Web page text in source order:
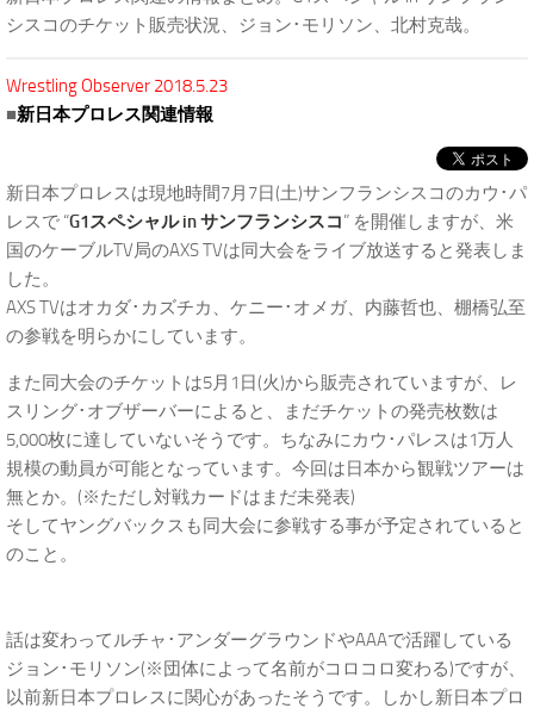
シスコのチケット販売状況、ジョン･モリソン、北村克哉。
Wrestling Observer 2018.5.23
■新日本プロレス関連情報
新日本プロレスは現地時間7月7日(土)サンフランシスコのカウ･パ
レスで “G1スペシャル in サンフランシスコ” を開催しますが、米
国のケーブルTV局のAXS TVは同大会をライブ放送すると発表しま
した。
AXS TVはオカダ･カズチカ、ケニー･オメガ、内藤哲也、棚橋弘至
の参戦を明らかにしています。
また同大会のチケットは5月1日(火)から販売されていますが、レ
スリング･オブザーバーによると、まだチケットの発売枚数は
5,000枚に達していないそうです。ちなみにカウ･パレスは1万人
規模の動員が可能となっています。今回は日本から観戦ツアーは
無とか。(※ただし対戦カードはまだ未発表)
そしてヤングバックスも同大会に参戦する事が予定されていると
のこと。
話は変わってルチャ･アンダーグラウンドやAAAで活躍している
ジョン･モリソン(※団体によって名前がコロコロ変わる)ですが、
以前新日本プロレスに関心があったそうです。しかし新日本プロ